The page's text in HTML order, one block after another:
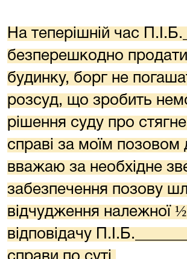
На теперішній час
безперешкодно
будинку, борг не
розсуд, що зробить
рішення суду про
справі за моїм позовом
вважаю за необхідне
забезпечення позову
відчудження належної
відповідачу